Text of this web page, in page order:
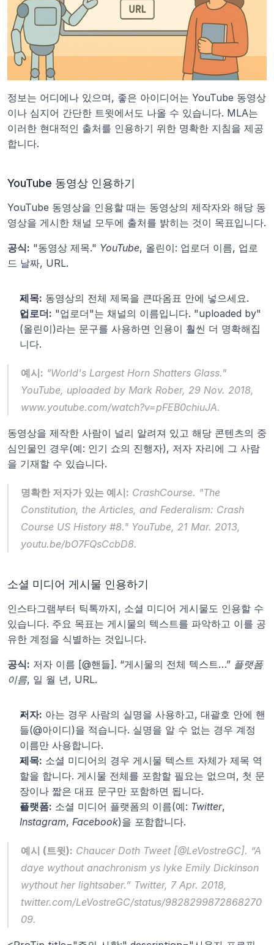
정보는 어디에나 있으며, 좋은 아이디어는 YouTube 동영상
이나 심지어 간단한 트윗에서도 나올 수 있습니다. MLA는
이러한 현대적인 출처를 인용하기 위한 명확한 지침을 제공
합니다.
YouTube 동영상 인용하기
YouTube 동영상을 인용할 때는 동영상의 제작자와 해당 동
영상을 게시한 채널 모두에 출처를 밝히는 것이 목표입니다.
공식: "동영상 제목." YouTube, 올린이: 업로더 이름, 업로
드 날짜, URL.
제목: 동영상의 전체 제목을 큰따옴표 안에 넣으세요.
업로더: "업로더"는 채널의 이름입니다. "uploaded by"
(올린이)라는 문구를 사용하면 인용이 훨씬 더 명확해집
니다.
예시:
YouTube, uploaded by Mark Rober, 29 Nov. 2018,
www.youtube.com/watch?v=pFEB0chiuJA.
동영상을 제작한 사람이 널리 알려져 있고 해당 콘텐츠의 중
심인물인 경우(예: 인기 쇼의 진행자), 저자 자리에 그 사람
을 기재할 수 있습니다.
명확한 저자가 있는 예시: CrashCourse. "The
Constitution, the Articles, and Federalism: Crash
Course US History #8." YouTube, 21 Mar. 2013,
youtu.be/bO7FQsCcbD8.
소셜 미디어 게시물 인용하기
인스타그램부터 틱톡까지, 소셜 미디어 게시물도 인용할 수
있습니다. 주요 목표는 게시물의 텍스트를 파악하고 이를 공
유한 계정을 식별하는 것입니다.
공식: 저자 이름 [@핸들]. “게시물의 전체 텍스트…” 플랫폼
이름, 일 월 년, URL.
저자: 아는 경우 사람의 실명을 사용하고, 대괄호 안에 핸
들(@아이디)을 적습니다. 실명을 알 수 없는 경우 계정
이름만 사용합니다.
제목: 소셜 미디어의 경우 게시물 텍스트 자체가 제목 역
할을 합니다. 게시물 전체를 포함할 필요는 없으며, 첫 문
장이나 짧은 대표 문구만 포함하면 됩니다.
플랫폼: 소셜 미디어 플랫폼의 이름(예: Twitter
Instagram, Facebook)을 포함합니다.
예시 (트윗): Chaucer Doth Tweet [@LeVostreGC]. “A
daye wythout anachronism ys lyke Emily Dickinson
wythout her lightsaber.” Twitter, 7 Apr. 2018,
twitter.com/LeVostreGC/status/9828299872868270
09.